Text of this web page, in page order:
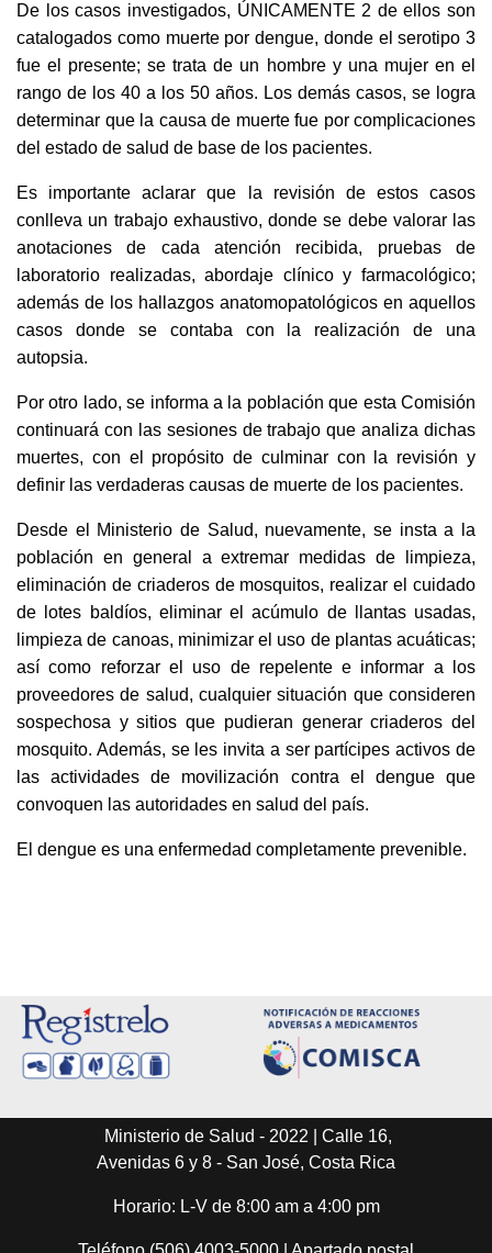
De los casos investigados, ÚNICAMENTE 2 de ellos son
catalogados como muerte por dengue, donde el serotipo 3
fue el presente; se trata de un hombre y una mujer en el
rango de los 40 a los 50 años. Los demás casos, se logra
determinar que la causa de muerte fue por complicaciones
del estado de salud de base de los pacientes.
Es importante aclarar que la revisión de estos casos
conlleva un trabajo exhaustivo, donde se debe valorar las
anotaciones de cada atención recibida, pruebas de
laboratorio realizadas, abordaje clínico y farmacológico;
además de los hallazgos anatomopatológicos en aquellos
casos donde se contaba con la realización de una
autopsia.
Por otro lado, se informa a la población que esta Comisión
continuará con las sesiones de trabajo que analiza dichas
muertes, con el propósito de culminar con la revisión y
definir las verdaderas causas de muerte de los pacientes.
Desde el Ministerio de Salud, nuevamente, se insta a la
población en general a extremar medidas de limpieza,
eliminación de criaderos de mosquitos, realizar el cuidado
de lotes baldíos, eliminar el acúmulo de llantas usadas,
limpieza de canoas, minimizar el uso de plantas acuáticas;
así como reforzar el uso de repelente e informar a los
proveedores de salud, cualquier situación que consideren
sospechosa y sitios que pudieran generar criaderos del
mosquito. Además, se les invita a ser partícipes activos de
las actividades de movilización contra el dengue que
convoquen las autoridades en salud del país.
El dengue es una enfermedad completamente prevenible.
Ministerio de Salud - 2022 | Calle 16,
Avenidas 6 y 8 - San José, Costa Rica
Horario: L-V de 8:00 am a 4:00 pm